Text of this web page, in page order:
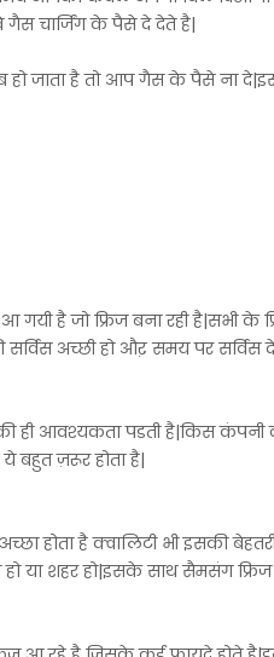
चार्जिंग के पैसे दे देते है|
हो जाता है तो आप गैस के पैसे ना
गयी है जो फ्रिज बना रही है|सभी
अच्छी हो औऱ समय पर सर्विस
ही आवश्यकता पडती है|किस कंपनी
बहुत ज़रूर होता है|
होता है क्वालिटी भी इसकी
हो या शहर हो|इसके साथ सैमसंग